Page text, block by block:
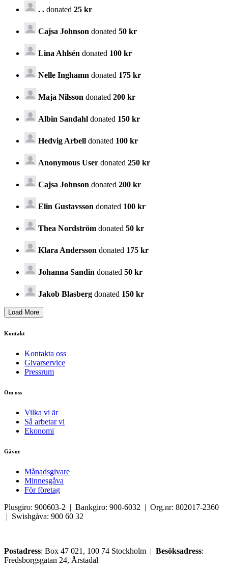
. . donated 25 kr
Cajsa Johnson donated 50 kr
Lina Ahlsén donated 100 kr
Nelle Inghamn donated 175 kr
Maja Nilsson donated 200 kr
Albin Sandahl donated 150 kr
Hedvig Arbell donated 100 kr
Anonymous User donated 250 kr
Cajsa Johnson donated 200 kr
Elin Gustavsson donated 100 kr
Thea Nordström donated 50 kr
Klara Andersson donated 175 kr
Johanna Sandin donated 50 kr
Jakob Blasberg donated 150 kr
Kontakt
Kontakta oss
Givarservice
Pressrum
Om oss
Vilka vi är
Så arbetar vi
Ekonomi
Gåvor
Månadsgivare
Minnesgåva
För företag
Plusgiro: 900603-2 | Bankgiro: 900-6032 | Org.nr: 802017-2360
| Swishgåva: 900 60 32
Postadress: Box 47 021, 100 74 Stockholm | Besöksadress:
Fredsborgsgatan 24, Årstadal